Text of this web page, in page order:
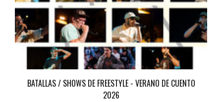
BATALLAS / SHOWS DE FREESTYLE - VERANO DE CUENTO
2026